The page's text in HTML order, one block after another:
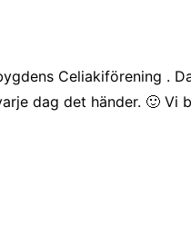
Celiakiförening
dag det händer. 🙂